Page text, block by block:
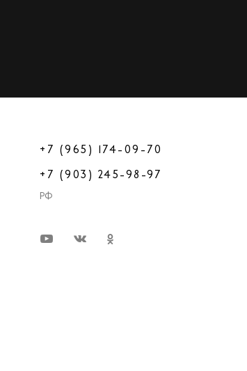
+7 (965) 174-09-70
+7 (903) 245-98-97
РФ